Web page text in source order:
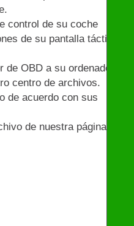
control de su coche
de su pantalla táctil
OBD a su ordenador y
centro de archivos.
de acuerdo con sus
de nuestra página y